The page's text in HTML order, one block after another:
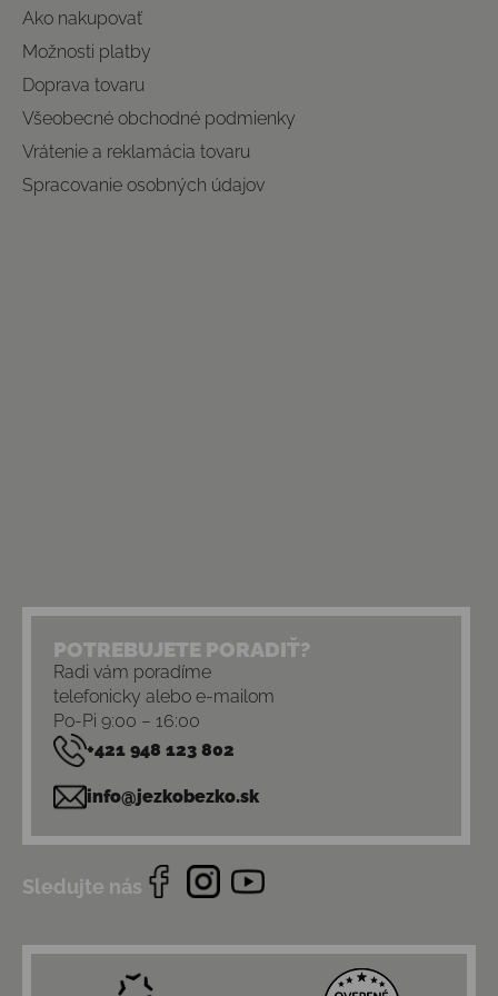
Ako nakupovať
Možnosti platby
Doprava tovaru
Všeobecné obchodné podmienky
Vrátenie a reklamácia tovaru
Spracovanie osobných údajov
POTREBUJETE PORADIŤ?
Radi vám poradíme
telefonicky alebo e-mailom
Po-Pi 9:00 – 16:00
+421 948 123 802
info@jezkobezko.sk
Sledujte nás